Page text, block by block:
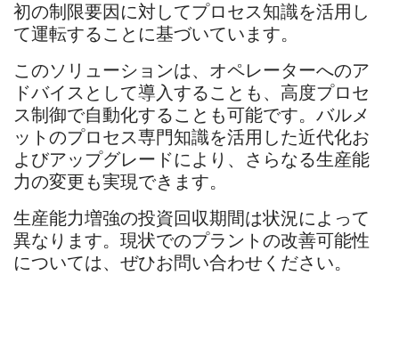
初の制限要因に対してプロセス知識を活用し
て運転することに基づいています。
このソリューションは、オペレーターへのア
ドバイスとして導入することも、高度プロセ
ス制御で自動化することも可能です。バルメ
ットのプロセス専門知識を活用した近代化お
よびアップグレードにより、さらなる生産能
力の変更も実現できます。
生産能力増強の投資回収期間は状況によって
異なります。現状でのプラントの改善可能性
については、ぜひお問い合わせください。